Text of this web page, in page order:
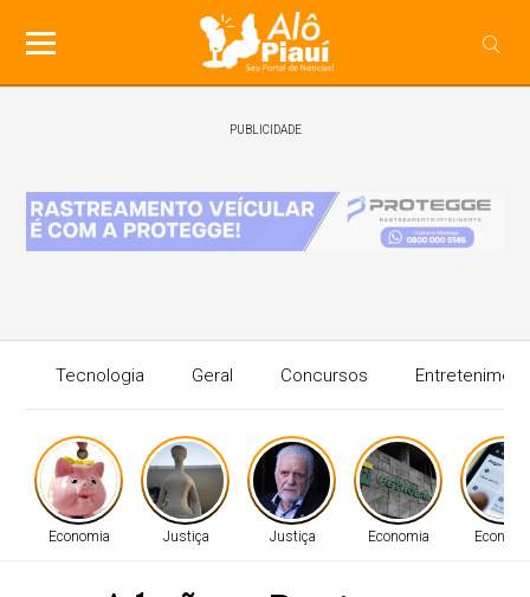
PUBLICIDADE
Tecnologia Geral Concursos
Economia Justiça Justiça Economia